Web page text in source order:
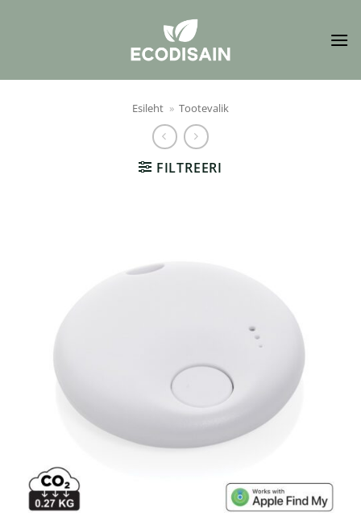
Esileht » Tootevalik
FILTREERI